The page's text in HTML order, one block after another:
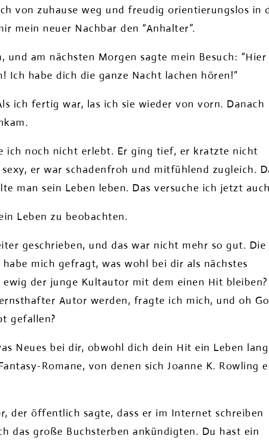
von zuhause weg und freudig orientierungslos in
mein neuer Nachbar den “Anhalter”.
und am nächsten Morgen sagte mein Besuch: “Hier
Ich habe dich die ganze Nacht lachen hören!”
ich fertig war, las ich sie wieder von vorn. Danach
ich noch nicht erlebt. Er ging tief, er kratzte nicht
er war schadenfroh und mitfühlend zugleich.
man sein Leben leben. Das versuche ich jetzt
Leben zu beobachten.
geschrieben, und das war nicht mehr so gut. Die
mich gefragt, was wohl bei dir als nächstes
der junge Kultautor mit dem einen Hit bleiben?
Autor werden, fragte ich mich, und oh
gefallen?
Neues bei dir, obwohl dich dein Hit ein Leben lang
Romane, von denen sich Joanne K. Rowling
der öffentlich sagte, dass er im Internet schreiben
das große Buchsterben ankündigten. Du hast ein